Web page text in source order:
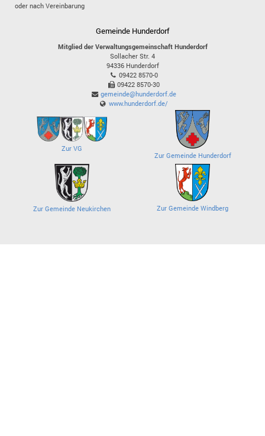
oder nach Vereinbarung
Gemeinde Hunderdorf
Mitglied der Verwaltungsgemeinschaft Hunderdorf
Sollacher Str. 4
94336 Hunderdorf
09422 8570-0
09422 8570-30
gemeinde@hunderdorf.de
www.hunderdorf.de/
Zur VG
Zur Gemeinde Hunderdorf
Zur Gemeinde Neukirchen Zur Gemeinde Windberg